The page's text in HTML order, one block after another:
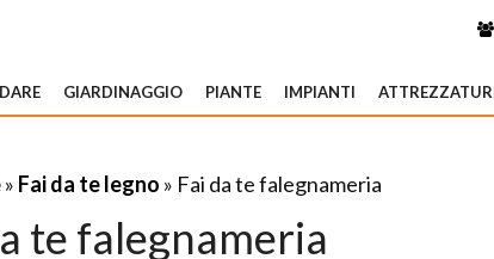
GIARDINAGGIO PIANTE IMPIANTI
» Fai da te legno » Fai da te falegnameria
te falegnameria